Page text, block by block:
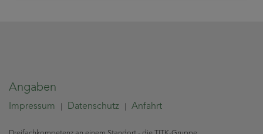
Angaben
Impressum Datenschutz Anfahrt